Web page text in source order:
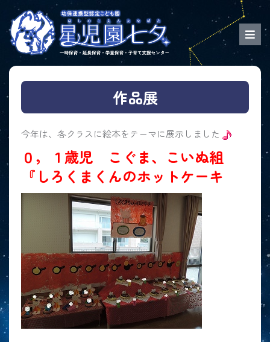
作品展
今年は、各クラスに絵本をテーマに展示しました
０，１歳児 こぐま、こいぬ組
『しろくまくんのホットケーキ